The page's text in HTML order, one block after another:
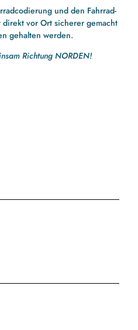
und den Fahrrad-
vor Ort sicherer gemacht
gehalten werden.
Richtung NORDEN!